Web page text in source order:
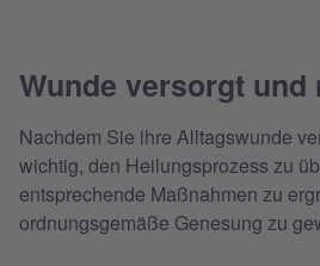
Wunde versorgt und
Nachdem Sie ihre Alltagswunde
wichtig, den Heilungsprozess zu
entsprechende Maßnahmen zu
ordnungsgemäße Genesung zu